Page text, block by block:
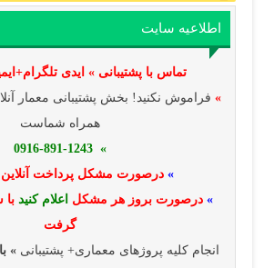
اطلاعیه سایت
تماس با پشتیبانی » ایدی
» فراموش نکنید! بخش پشتیبانی معمار
همراه شماست
» 0916-891-1243
» درصورت مشکل پرداخت
» درصورت بروز هر مشکل اعلام کنید
گرفت
انجام کلیه پروژهای معماری+ پشتیبانی»